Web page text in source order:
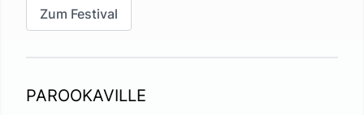
Zum Festival
PAROOKAVILLE